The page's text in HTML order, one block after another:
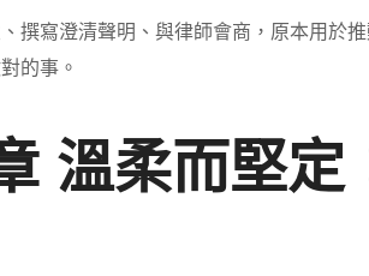
撰寫澄清聲明、與律師會商，原本用於
的事。
溫柔而堅